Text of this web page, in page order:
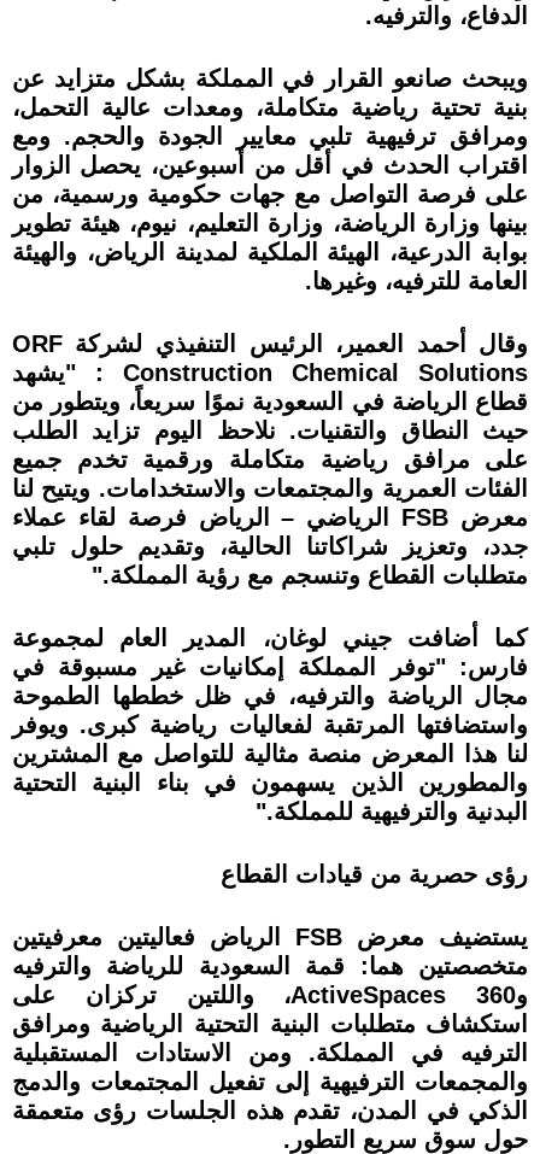
الدفاع، والترفيه.
ويبحث صانعو القرار في المملكة بشكل متزايد عن
بنية تحتية رياضية متكاملة، ومعدات عالية التحمل،
ومرافق ترفيهية تلبي معايير الجودة والحجم. ومع
اقتراب الحدث في أقل من أسبوعين، يحصل الزوار
على فرصة التواصل مع جهات حكومية ورسمية، من
بينها وزارة الرياضة، وزارة التعليم، نيوم، هيئة تطوير
بوابة الدرعية، الهيئة الملكية لمدينة الرياض، والهيئة
العامة للترفيه، وغيرها.
وقال أحمد العمير، الرئيس التنفيذي لشركة ORF
Construction Chemical Solutions : "يشهد
قطاع الرياضة في السعودية نموًا سريعاً، ويتطور من
حيث النطاق والتقنيات. نلاحظ اليوم تزايد الطلب
على مرافق رياضية متكاملة ورقمية تخدم جميع
الفئات العمرية والمجتمعات والاستخدامات. ويتيح لنا
معرض FSB الرياضي – الرياض فرصة لقاء عملاء
جدد، وتعزيز شراكاتنا الحالية، وتقديم حلول تلبي
متطلبات القطاع وتنسجم مع رؤية المملكة."
كما أضافت جيني لوغان، المدير العام لمجموعة
فارس: "توفر المملكة إمكانيات غير مسبوقة في
مجال الرياضة والترفيه، في ظل خططها الطموحة
واستضافتها المرتقبة لفعاليات رياضية كبرى. ويوفر
لنا هذا المعرض منصة مثالية للتواصل مع المشترين
والمطورين الذين يسهمون في بناء البنية التحتية
البدنية والترفيهية للمملكة."
رؤى حصرية من قيادات القطاع
يستضيف معرض FSB الرياض فعاليتين معرفيتين
متخصصتين هما: قمة السعودية للرياضة والترفيه
وActiveSpaces 360، واللتين تركزان على
استكشاف متطلبات البنية التحتية الرياضية ومرافق
الترفيه في المملكة. ومن الاستادات المستقبلية
والمجمعات الترفيهية إلى تفعيل المجتمعات والدمج
الذكي في المدن، تقدم هذه الجلسات رؤى متعمقة
حول سوق سريع التطور.